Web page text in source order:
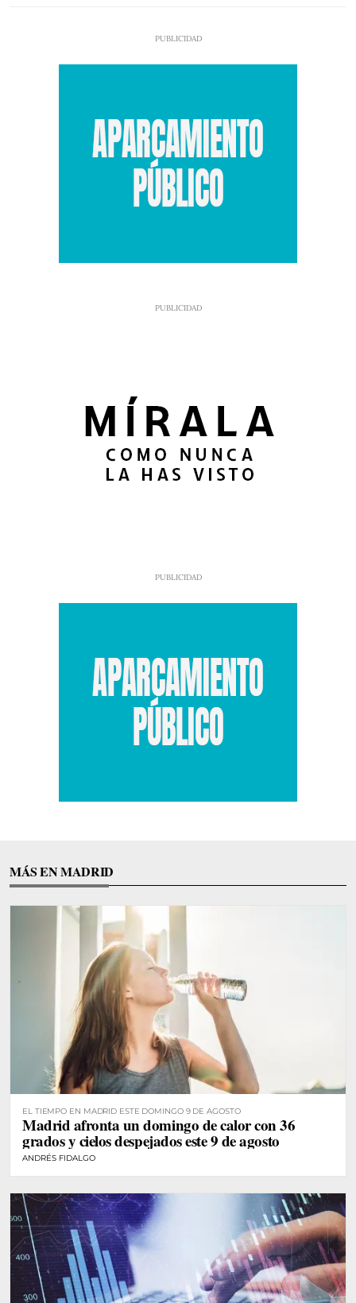
MÁS EN MADRID
EL TIEMPO EN MADRID ESTE DOMINGO 9 DE AGOSTO
Madrid afronta un domingo de calor con 36
grados y cielos despejados este 9 de agosto
ANDRÉS FIDALGO